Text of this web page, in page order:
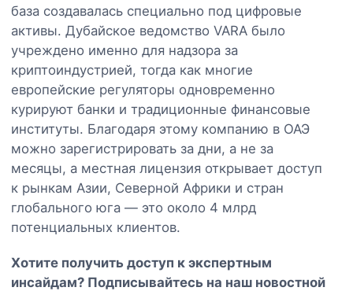
база создавалась специально под цифровые
активы. Дубайское ведомство VARA было
учреждено именно для надзора за
криптоиндустрией, тогда как многие
европейские регуляторы одновременно
курируют банки и традиционные финансовые
институты. Благодаря этому компанию в ОАЭ
можно зарегистрировать за дни, а не за
месяцы, а местная лицензия открывает доступ
к рынкам Азии, Северной Африки и стран
глобального юга — это около 4 млрд
потенциальных клиентов.
Хотите получить доступ к экспертным
инсайдам? Подписывайтесь на наш новостной